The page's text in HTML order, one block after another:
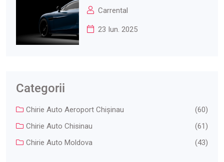
Carrental
23 Iun. 2025
Categorii
Chirie Auto Aeroport Chişinau
(60)
Chirie Auto Chisinau
(61)
Chirie Auto Moldova
(43)